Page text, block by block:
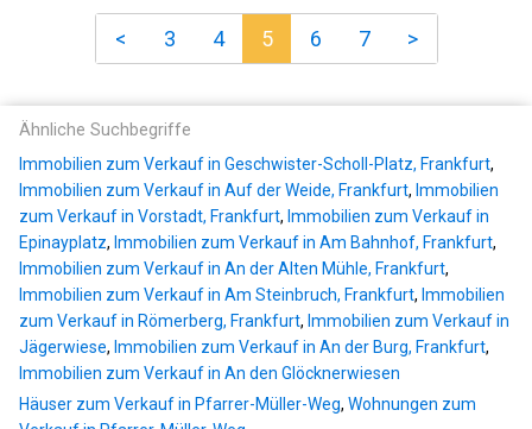
< 3 4 5 6 7 >
Ähnliche Suchbegriffe
Immobilien zum Verkauf in Geschwister-Scholl-Platz, Frankfurt,
Immobilien zum Verkauf in Auf der Weide, Frankfurt, Immobilien
zum Verkauf in Vorstadt, Frankfurt, Immobilien zum Verkauf in
Epinayplatz, Immobilien zum Verkauf in Am Bahnhof, Frankfurt,
Immobilien zum Verkauf in An der Alten Mühle, Frankfurt,
Immobilien zum Verkauf in Am Steinbruch, Frankfurt, Immobilien
zum Verkauf in Römerberg, Frankfurt, Immobilien zum Verkauf in
Jägerwiese, Immobilien zum Verkauf in An der Burg, Frankfurt,
Immobilien zum Verkauf in An den Glöcknerwiesen
Häuser zum Verkauf in Pfarrer-Müller-Weg, Wohnungen zum